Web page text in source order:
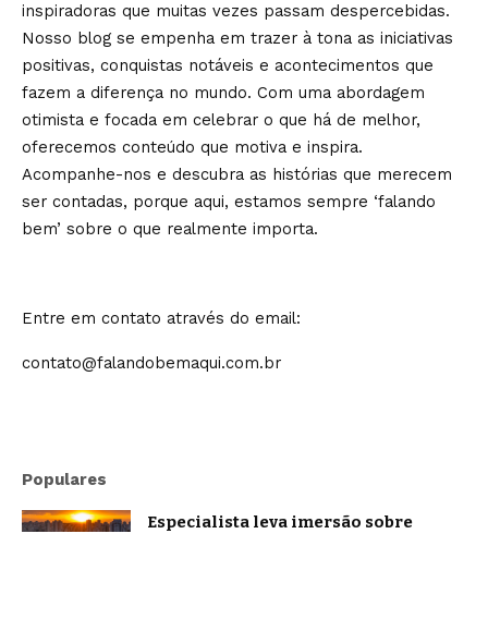
inspiradoras que muitas vezes passam despercebidas.
Nosso blog se empenha em trazer à tona as iniciativas
positivas, conquistas notáveis e acontecimentos que
fazem a diferença no mundo. Com uma abordagem
otimista e focada em celebrar o que há de melhor,
oferecemos conteúdo que motiva e inspira.
Acompanhe-nos e descubra as histórias que merecem
ser contadas, porque aqui, estamos sempre ‘falando
bem’ sobre o que realmente importa.
Entre em contato através do email:
contato@falandobemaqui.com.br
Populares
Especialista leva imersão sobre